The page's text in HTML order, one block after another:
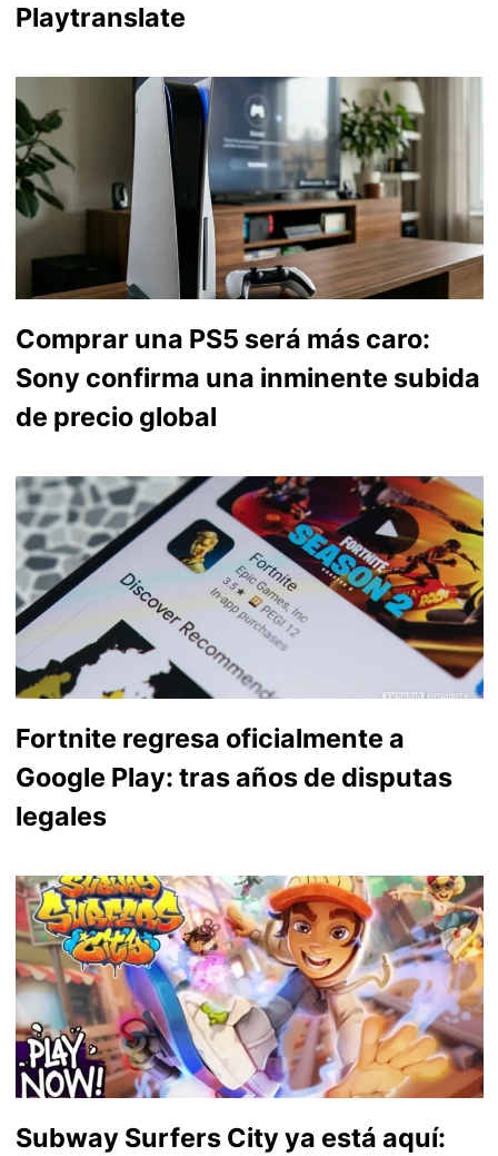
Playtranslate
Comprar una PS5 será más caro:
Sony confirma una inminente subida
de precio global
Fortnite regresa oficialmente a
Google Play: tras años de disputas
legales
Subway Surfers City ya está aquí: